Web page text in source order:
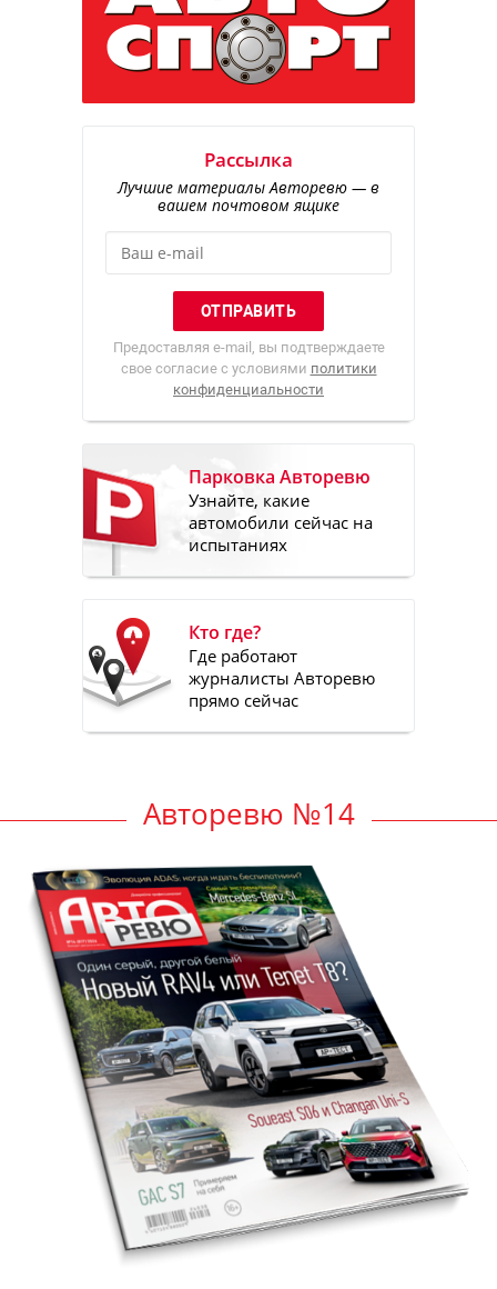
Рассылка
Лучшие материалы Авторевю — в
вашем почтовом ящике
Предоставляя e-mail, вы подтверждаете
свое согласие с условиями политики
конфиденциальности
Парковка Авторевю
Узнайте, какие
автомобили сейчас на
испытаниях
Кто где?
Где работают
журналисты Авторевю
прямо сейчас
Авторевю №14